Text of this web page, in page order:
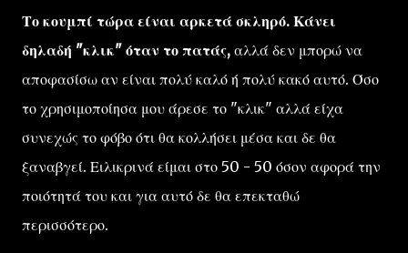
Το κουμπί τώρα είναι αρκετά σκληρό. Κάνει
δηλαδή "κλικ" όταν το πατάς, αλλά δεν μπορώ να
αποφασίσω αν είναι πολύ καλό ή πολύ κακό αυτό. Όσο
το χρησιμοποίησα μου άρεσε το "κλικ" αλλά είχα
συνεχώς το φόβο ότι θα κολλήσει μέσα και δε θα
ξαναβγεί. Ειλικρινά είμαι στο 50 - 50 όσον αφορά την
ποιότητά του και για αυτό δε θα επεκταθώ
περισσότερο.